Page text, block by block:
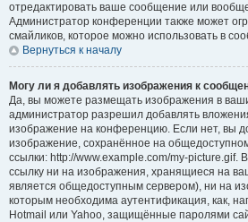
отредактировать ваше сообщение или
Администратор конференции также может
смайликов, которое можно использовать в
Вернуться к началу
Могу ли я добавлять изображения к
Да, вы можете размещать изображения в
администратор разрешил добавлять
изображение на конференцию. Если нет, вы
изображение, сохранённое на
ссылки: http://www.example.com/my-picture.gif.
ссылку ни на изображения, хранящиеся на
является общедоступным сервером), ни на
которым необходима аутентификация, как,
Hotmail или Yahoo, защищённые паролями